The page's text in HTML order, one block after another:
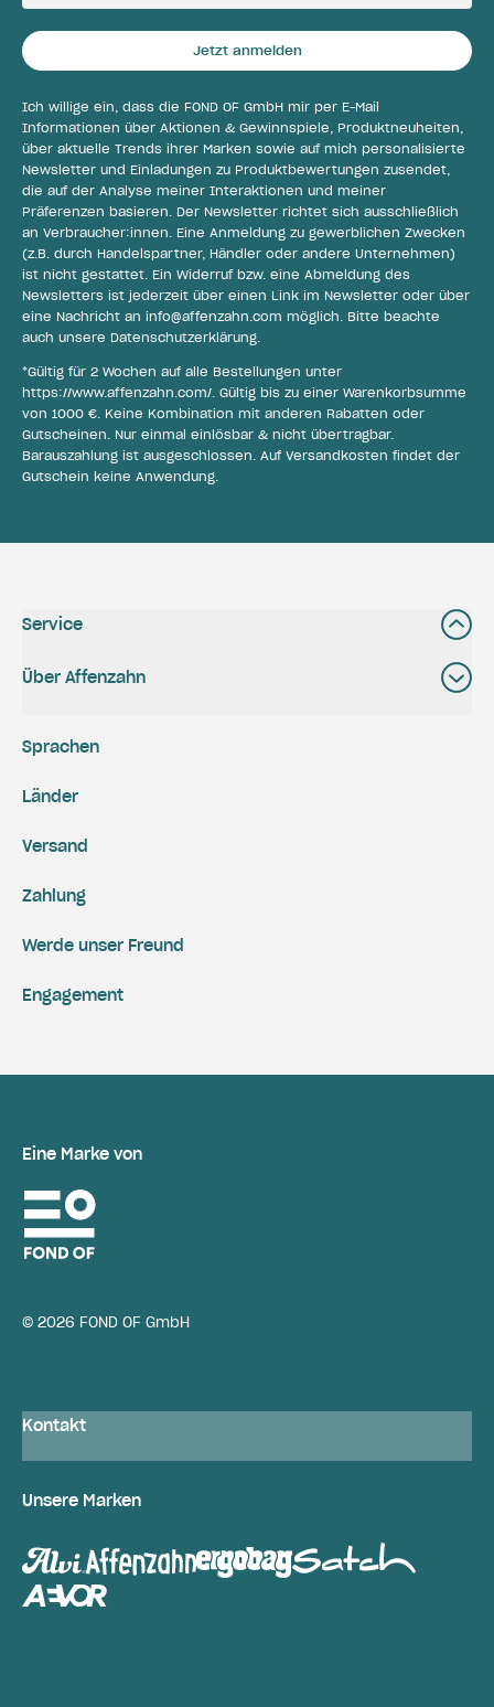
Jetzt anmelden
Ich willige ein, dass die FOND OF GmbH mir per E-Mail
Informationen über Aktionen & Gewinnspiele, Produktneuheiten,
über aktuelle Trends ihrer Marken sowie auf mich personalisierte
Newsletter und Einladungen zu Produktbewertungen zusendet,
die auf der Analyse meiner Interaktionen und meiner
Präferenzen basieren. Der Newsletter richtet sich ausschließlich
an Verbraucher:innen. Eine Anmeldung zu gewerblichen Zwecken
(z.B. durch Handelspartner, Händler oder andere Unternehmen)
ist nicht gestattet. Ein Widerruf bzw. eine Abmeldung des
Newsletters ist jederzeit über einen Link im Newsletter oder über
eine Nachricht an info@affenzahn.com möglich. Bitte beachte
auch unsere Datenschutzerklärung.
*Gültig für 2 Wochen auf alle Bestellungen unter
https://www.affenzahn.com/. Gültig bis zu einer Warenkorbsumme
von 1000 €. Keine Kombination mit anderen Rabatten oder
Gutscheinen. Nur einmal einlösbar & nicht übertragbar.
Barauszahlung ist ausgeschlossen. Auf Versandkosten findet der
Gutschein keine Anwendung.
Service
Über Affenzahn
Versand
Zahlung
Engagement
Werde unser Freund
Sprachen
Länder
Eine Marke von
© 2026 FOND OF GmbH
Kontakt
Unsere Marken